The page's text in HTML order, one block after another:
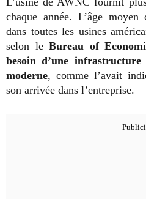
chaque année. L’âge
dans toutes les usines
selon leBureau of
besoin d’une
moderne, comme l’avait
son arrivée dans l’entreprise.